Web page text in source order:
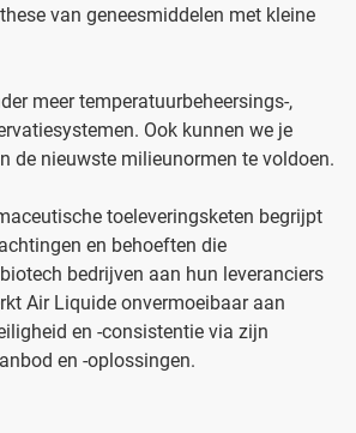
van geneesmiddelen met kleine
meer temperatuurbeheersings-,
Ook kunnen we je
de nieuwste milieunormen te voldoen.
toeleveringsketen begrijpt
en behoeften die
bedrijven aan hun leveranciers
Air Liquide onvermoeibaar aan
en -consistentie via zijn
en -oplossingen.